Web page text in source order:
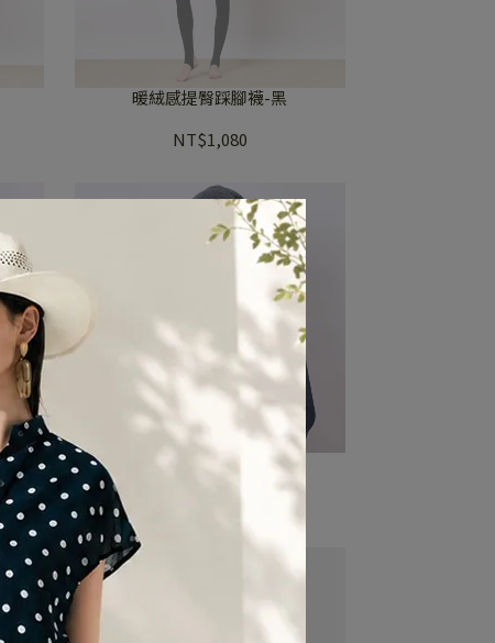
暖絨感提臀踩腳襪-黑
NT$1,080
開斯米爾羊毛圍巾-灰